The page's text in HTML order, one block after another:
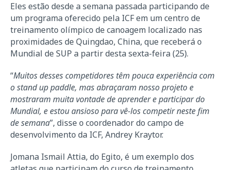
Eles estão desde a semana passada participando de
um programa oferecido pela ICF em um centro de
treinamento olímpico de canoagem localizado nas
proximidades de Quingdao, China, que receberá o
Mundial de SUP a partir desta sexta-feira (25).
“Muitos desses competidores têm pouca experiência com
o stand up paddle, mas abraçaram nosso projeto e
mostraram muita vontade de aprender e participar do
Mundial, e estou ansioso para vê-los competir neste fim
de semana”, disse o coordenador do campo de
desenvolvimento da ICF, Andrey Kraytor.
Jomana Ismail Attia, do Egito, é um exemplo dos